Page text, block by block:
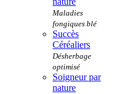
Succès
Céréaliers
Soigneur par
nature